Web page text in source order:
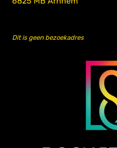
Dit is geen bezoekadres